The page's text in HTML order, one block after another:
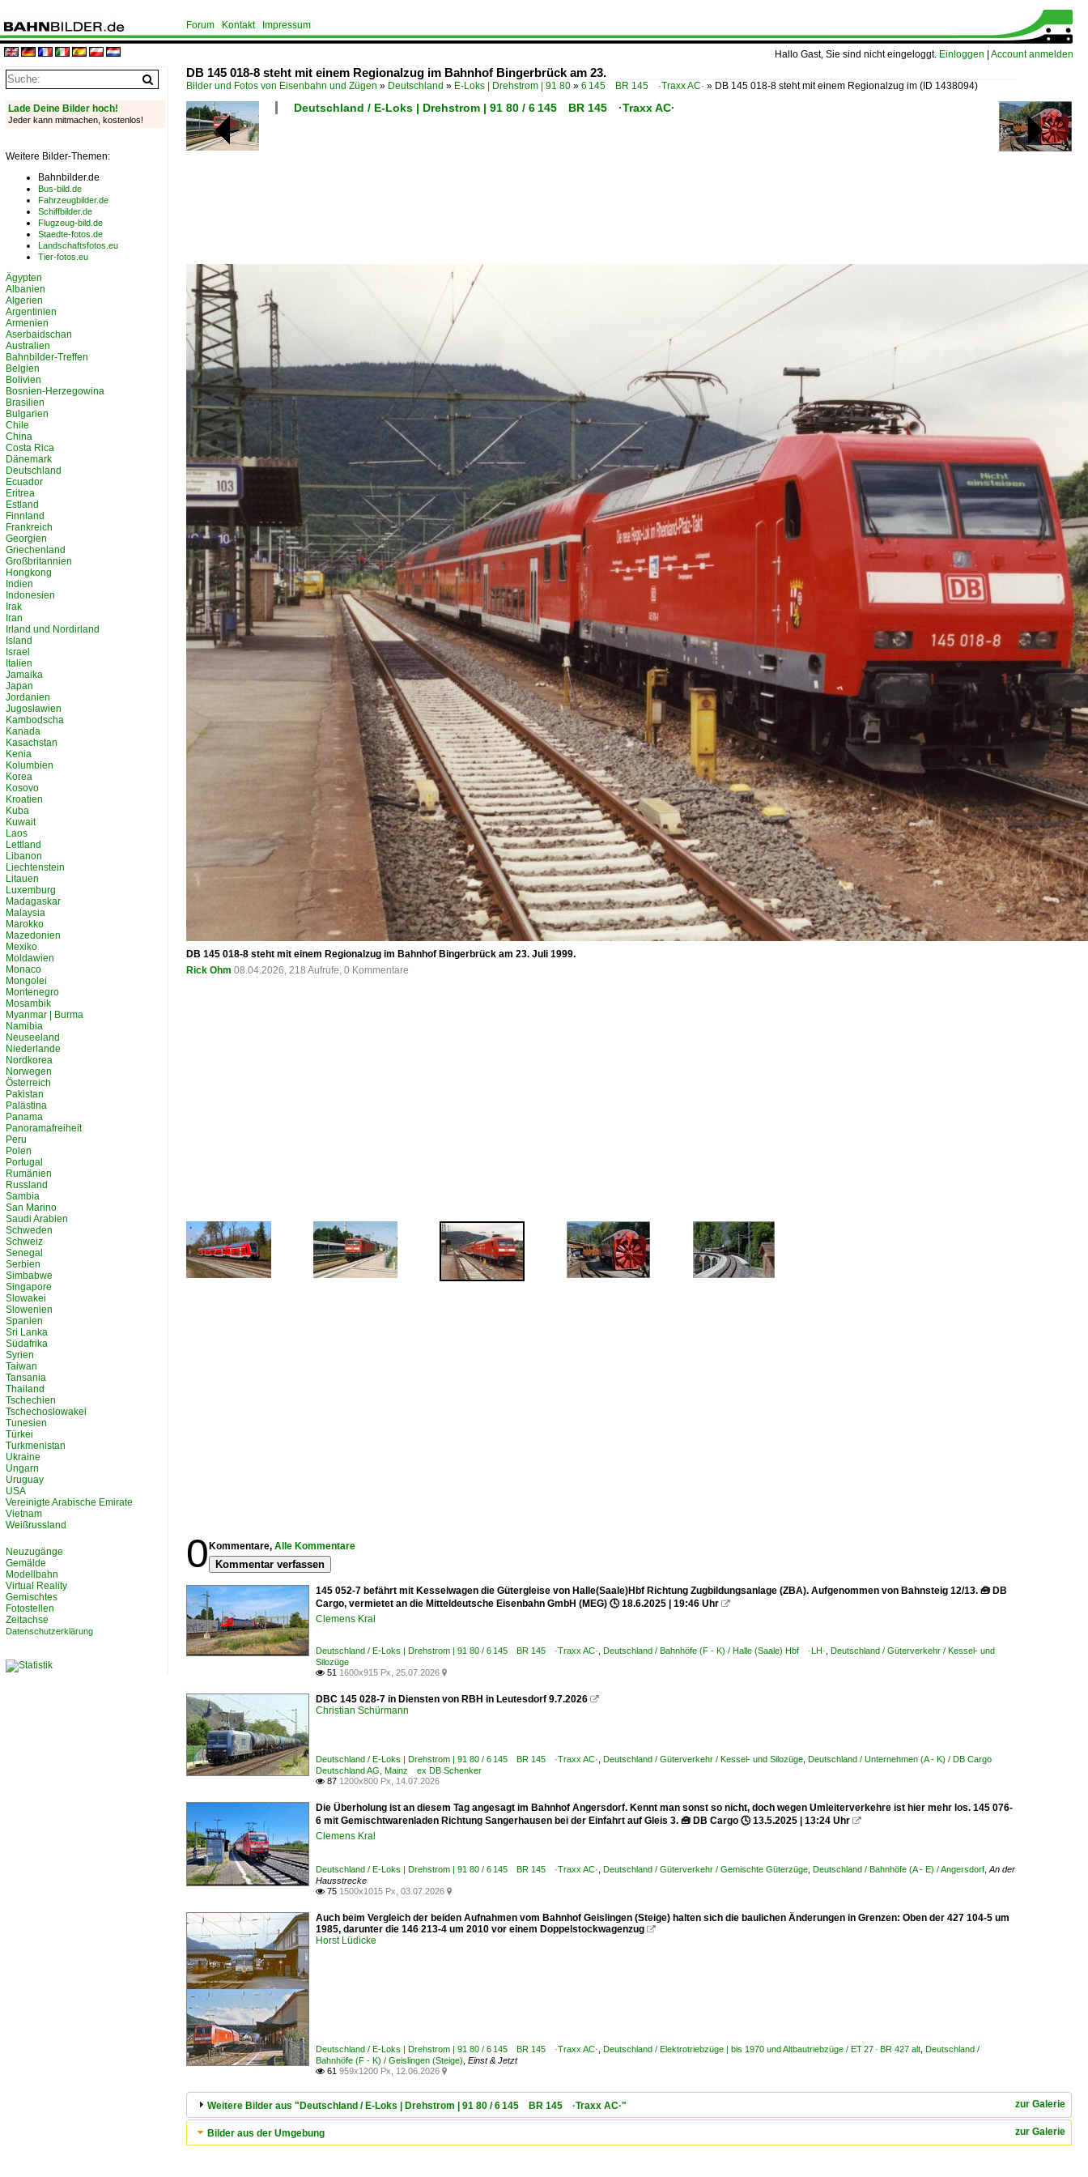
Hallo Gast, Sie sind nicht eingeloggt. Einloggen Account anmelden
Forum Kontakt Impressum
DB 145 018-8 steht mit einem Regionalzug im Bahnhof Bingerbrück am 23.
Bilder und Fotos von Eisenbahn und Zügen » Deutschland » E-Loks | Drehstrom | 91 80 » 6 145 BR 145 ·Traxx AC· » DB 145 018-8 steht mit einem Regionalzug im (ID 1438094)
Deutschland / E-Loks | Drehstrom | 91 80 / 6 145 BR 145 ·Traxx AC·
DB 145 018-8 steht mit einem Regionalzug im Bahnhof Bingerbrück am 23. Juli 1999.
Rick Ohm 08.04.2026, 218 Aufrufe, 0 Kommentare
0 Kommentare, Alle Kommentare
Kommentar verfassen
145 052-7 befährt mit Kesselwagen die Gütergleise von Halle(Saale)Hbf Richtung Zugbildungsanlage (ZBA). Aufgenommen von Bahnsteig 12/13. 🧰 DB
Cargo, vermietet an die Mitteldeutsche Eisenbahn GmbH (MEG) 🕓 18.6.2025 | 19:46 Uhr 
Clemens Kral
Deutschland / E-Loks | Drehstrom | 91 80 / 6 145 BR 145 ·Traxx AC· Deutschland / Bahnhöfe (F - K) / Halle (Saale) Hbf ·LH· Deutschland / Güterverkehr / Kessel- und
Silozüge
 51 1600x915 Px, 25.07.2026 
DBC 145 028-7 in Diensten von RBH in Leutesdorf 9.7.2026 
Christian Schürmann
Deutschland / E-Loks | Drehstrom | 91 80 / 6 145 BR 145 ·Traxx AC· Deutschland / Güterverkehr / Kessel- und Silozüge Deutschland / Unternehmen (A - K) / DB Cargo
Deutschland AG, Mainz ex DB Schenker
 87 1200x800 Px, 14.07.2026
Die Überholung ist an diesem Tag angesagt im Bahnhof Angersdorf. Kennt man sonst so nicht, doch wegen Umleiterverkehre ist hier mehr los. 145 076-
6 mit Gemischtwarenladen Richtung Sangerhausen bei der Einfahrt auf Gleis 3. 🧰 DB Cargo 🕓 13.5.2025 | 13:24 Uhr 
Clemens Kral
Deutschland / E-Loks | Drehstrom | 91 80 / 6 145 BR 145 ·Traxx AC· Deutschland / Güterverkehr / Gemischte Güterzüge Deutschland / Bahnhöfe (A - E) / Angersdorf An der
Hausstrecke
 75 1500x1015 Px, 03.07.2026 
Auch beim Vergleich der beiden Aufnahmen vom Bahnhof Geislingen (Steige) halten sich die baulichen Änderungen in Grenzen: Oben der 427 104-5 um
1985, darunter die 146 213-4 um 2010 vor einem Doppelstockwagenzug 
Horst Lüdicke
Deutschland / E-Loks | Drehstrom | 91 80 / 6 145 BR 145 ·Traxx AC· Deutschland / Elektrotriebzüge | bis 1970 und Altbautriebzüge / ET 27 · BR 427 alt Deutschland /
Bahnhöfe (F - K) / Geislingen (Steige) Einst & Jetzt
 61 959x1200 Px, 12.06.2026 
zur Galerie
Weitere Bilder aus "Deutschland / E-Loks | Drehstrom | 91 80 / 6 145 BR 145 ·Traxx AC·"
zur Galerie
Bilder aus der Umgebung
Lade Deine Bilder hoch!
Jeder kann mitmachen, kostenlos!
Weitere Bilder-Themen:
Bahnbilder.de
Bus-bild.de
Fahrzeugbilder.de
Schiffbilder.de
Flugzeug-bild.de
Staedte-fotos.de
Landschaftsfotos.eu
Tier-fotos.eu
Ägypten
Albanien
Algerien
Argentinien
Armenien
Aserbaidschan
Australien
Bahnbilder-Treffen
Belgien
Bolivien
Bosnien-Herzegowina
Brasilien
Bulgarien
Chile
China
Costa Rica
Dänemark
Deutschland
Ecuador
Eritrea
Estland
Finnland
Frankreich
Georgien
Griechenland
Großbritannien
Hongkong
Indien
Indonesien
Irak
Iran
Irland und Nordirland
Island
Israel
Italien
Jamaika
Japan
Jordanien
Jugoslawien
Kambodscha
Kanada
Kasachstan
Kenia
Kolumbien
Korea
Kosovo
Kroatien
Kuba
Kuwait
Laos
Lettland
Libanon
Liechtenstein
Litauen
Luxemburg
Madagaskar
Malaysia
Marokko
Mazedonien
Mexiko
Moldawien
Monaco
Mongolei
Montenegro
Mosambik
Myanmar | Burma
Namibia
Neuseeland
Niederlande
Nordkorea
Norwegen
Österreich
Pakistan
Palästina
Panama
Panoramafreiheit
Peru
Polen
Portugal
Rumänien
Russland
Sambia
San Marino
Saudi Arabien
Schweden
Schweiz
Senegal
Serbien
Simbabwe
Singapore
Slowakei
Slowenien
Spanien
Sri Lanka
Südafrika
Syrien
Taiwan
Tansania
Thailand
Tschechien
Tschechoslowakei
Tunesien
Türkei
Turkmenistan
Ukraine
Ungarn
Uruguay
USA
Vereinigte Arabische Emirate
Vietnam
Weißrussland
Neuzugänge
Gemälde
Modellbahn
Virtual Reality
Gemischtes
Fotostellen
Zeitachse
Datenschutzerklärung